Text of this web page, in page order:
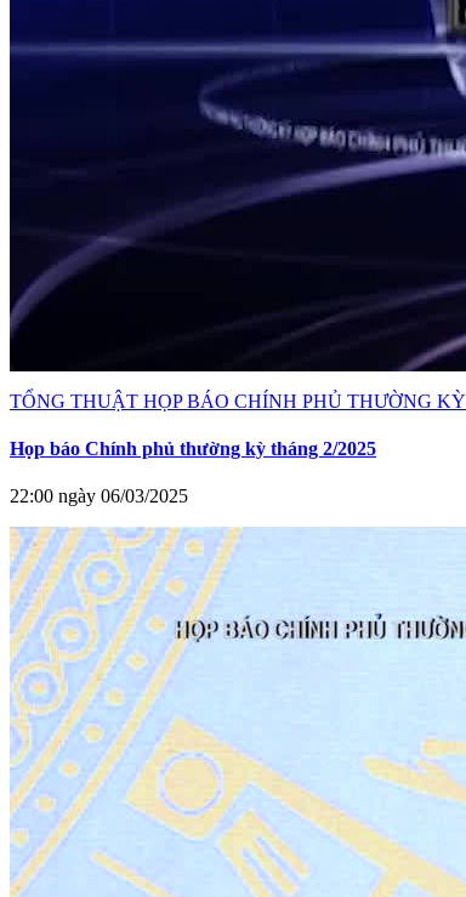
TỔNG THUẬT HỌP BÁO CHÍNH PHỦ THƯỜNG KỲ
Họp báo Chính phủ thường kỳ tháng 2/2025
22:00 ngày 06/03/2025